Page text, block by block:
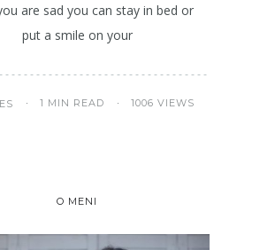
are sad you can stay in bed or
put a smile on your
1 MIN READ 1006 VIEWS
O MENI